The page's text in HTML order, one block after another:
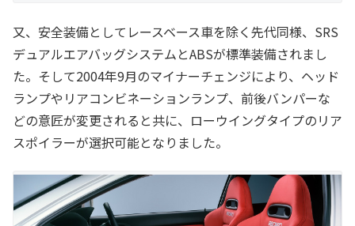
又、安全装備としてレースベース車を除く先代同様、SRS
デュアルエアバッグシステムとABSが標準装備されまし
た。そして2004年9月のマイナーチェンジにより、ヘッド
ランプやリアコンビネーションランプ、前後バンパーな
どの意匠が変更されると共に、ローウイングタイプのリア
スポイラーが選択可能となりました。